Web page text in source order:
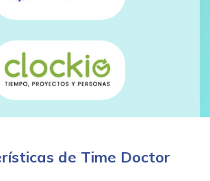
de Time Doctor